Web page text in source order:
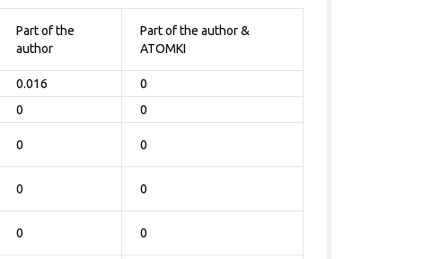
Part of the
author
Part of the author &
ATOMKI
0.016 0
0
0
0 0
0 0
0 0